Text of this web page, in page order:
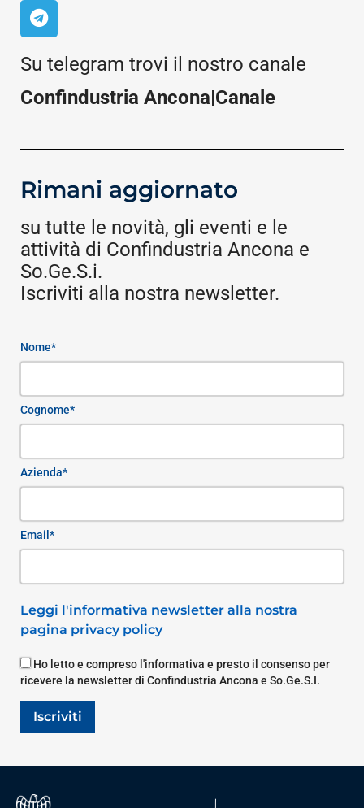
Su telegram trovi il nostro canale
Confindustria Ancona|Canale
Rimani aggiornato
su tutte le novità, gli eventi e le
attività di Confindustria Ancona e
So.Ge.S.i.
Iscriviti alla nostra newsletter.
Nome*
Cognome*
Azienda*
Email*
Leggi l'informativa newsletter alla nostra
pagina privacy policy
Ho letto e compreso l'informativa e presto il consenso per
ricevere la newsletter di Confindustria Ancona e So.Ge.S.I.
Iscriviti